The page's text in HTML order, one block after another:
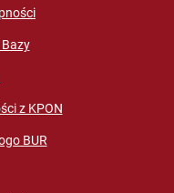
z KPON
BUR